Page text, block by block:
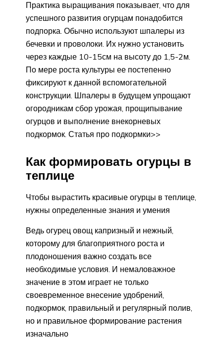
Практика выращивания показывает, что для
успешного развития огурцам понадобится
подпорка. Обычно используют шпалеры из
бечевки и проволоки. Их нужно установить
через каждые 10-15см на высоту до 1,5-2м.
По мере роста культуры ее постепенно
фиксируют к данной вспомогательной
конструкции. Шпалеры в будущем упрощают
огородникам сбор урожая, прощипывание
огурцов и выполнение внекорневых
подкормок. Статья про подкормки>>
Как формировать огурцы в
теплице
Чтобы вырастить красивые огурцы в теплице,
нужны определенные знания и умения
Ведь огурец овощ капризный и нежный,
которому для благоприятного роста и
плодоношения важно создать все
необходимые условия. И немаловажное
значение в этом играет не только
своевременное внесение удобрений,
подкормок, правильный и регулярный полив,
но и правильное формирование растения
изначально